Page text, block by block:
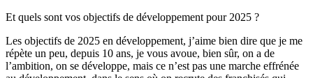
Et quels sont vos objectifs de développement pour 2025 ?
Les objectifs de 2025 en développement, j’aime bien dire que je me
répète un peu, depuis 10 ans, je vous avoue, bien sûr, on a de
l’ambition, on se développe, mais ce n’est pas une marche effrénée